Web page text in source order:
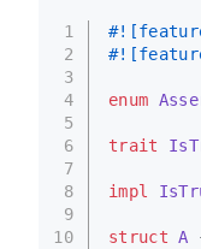
1
2
3
4
5
6
7
8
9
10
enum
trait
impl
struct A